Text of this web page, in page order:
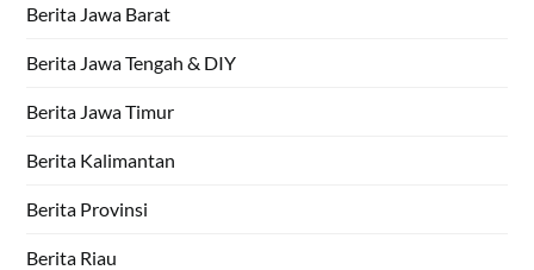
Berita Jawa Barat
Berita Jawa Tengah & DIY
Berita Jawa Timur
Berita Kalimantan
Berita Provinsi
Berita Riau